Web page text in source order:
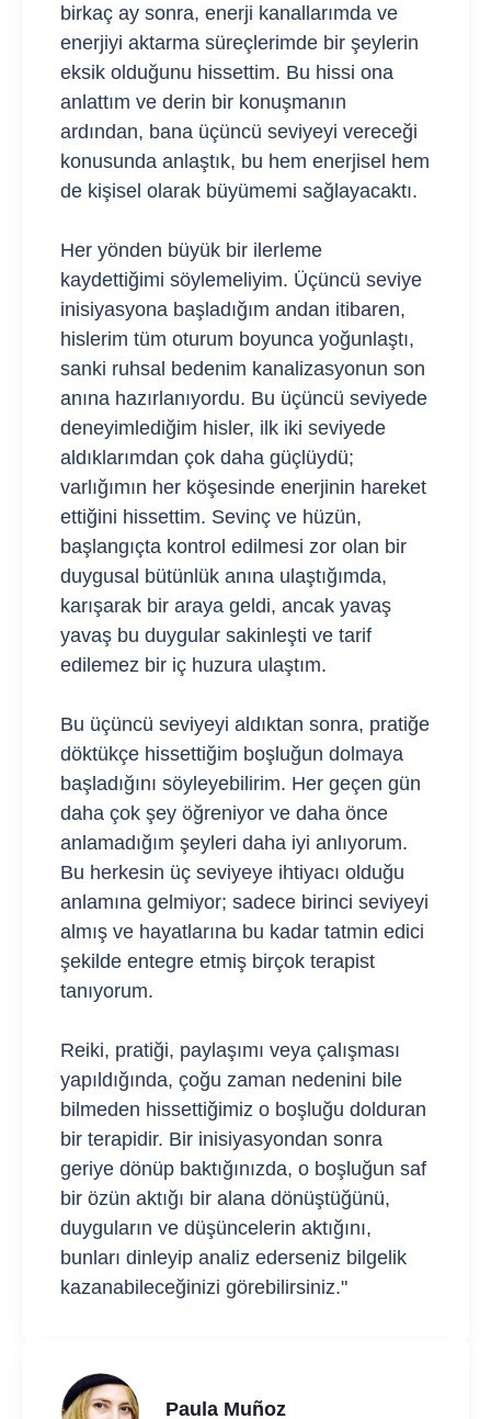
birkaç ay sonra, enerji kanallarımda ve
enerjiyi aktarma süreçlerimde bir şeylerin
eksik olduğunu hissettim. Bu hissi ona
anlattım ve derin bir konuşmanın
ardından, bana üçüncü seviyeyi vereceği
konusunda anlaştık, bu hem enerjisel hem
de kişisel olarak büyümemi sağlayacaktı.
Her yönden büyük bir ilerleme
kaydettiğimi söylemeliyim. Üçüncü seviye
inisiyasyona başladığım andan itibaren,
hislerim tüm oturum boyunca yoğunlaştı,
sanki ruhsal bedenim kanalizasyonun son
anına hazırlanıyordu. Bu üçüncü seviyede
deneyimlediğim hisler, ilk iki seviyede
aldıklarımdan çok daha güçlüydü;
varlığımın her köşesinde enerjinin hareket
ettiğini hissettim. Sevinç ve hüzün,
başlangıçta kontrol edilmesi zor olan bir
duygusal bütünlük anına ulaştığımda,
karışarak bir araya geldi, ancak yavaş
yavaş bu duygular sakinleşti ve tarif
edilemez bir iç huzura ulaştım.
Bu üçüncü seviyeyi aldıktan sonra, pratiğe
döktükçe hissettiğim boşluğun dolmaya
başladığını söyleyebilirim. Her geçen gün
daha çok şey öğreniyor ve daha önce
anlamadığım şeyleri daha iyi anlıyorum.
Bu herkesin üç seviyeye ihtiyacı olduğu
anlamına gelmiyor; sadece birinci seviyeyi
almış ve hayatlarına bu kadar tatmin edici
şekilde entegre etmiş birçok terapist
tanıyorum.
Reiki, pratiği, paylaşımı veya çalışması
yapıldığında, çoğu zaman nedenini bile
bilmeden hissettiğimiz o boşluğu dolduran
bir terapidir. Bir inisiyasyondan sonra
geriye dönüp baktığınızda, o boşluğun saf
bir özün aktığı bir alana dönüştüğünü,
duyguların ve düşüncelerin aktığını,
bunları dinleyip analiz ederseniz bilgelik
kazanabileceğinizi görebilirsiniz."
Paula Muñoz